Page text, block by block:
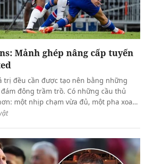
Mảnh ghép nâng cấp tuyến
trị đều cần được tạo nên bằng những
đông trầm trồ. Có những cầu thủ
một nhịp chạm vừa đủ, một pha xoay
đường chuyền tưởng như giản đơn